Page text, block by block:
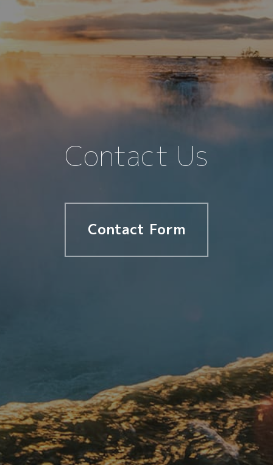
Contact Us
Contact Form